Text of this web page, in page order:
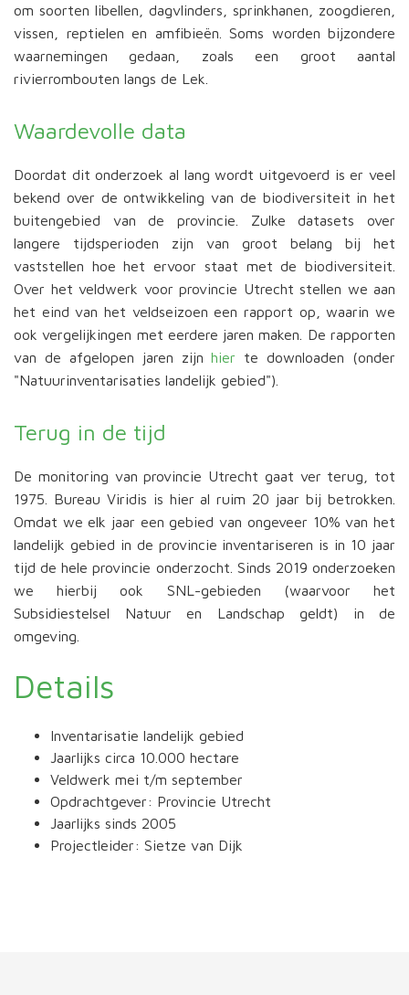
om soorten libellen, dagvlinders, sprinkhanen, zoogdieren,
vissen, reptielen en amfibieën. Soms worden bijzondere
waarnemingen gedaan, zoals een groot aantal
rivierrombouten langs de Lek.
Waardevolle data
Doordat dit onderzoek al lang wordt uitgevoerd is er veel
bekend over de ontwikkeling van de biodiversiteit in het
buitengebied van de provincie. Zulke datasets over
langere tijdsperioden zijn van groot belang bij het
vaststellen hoe het ervoor staat met de biodiversiteit.
Over het veldwerk voor provincie Utrecht stellen we aan
het eind van het veldseizoen een rapport op, waarin we
ook vergelijkingen met eerdere jaren maken. De rapporten
van de afgelopen jaren zijnhier te downloaden (onder
"Natuurinventarisaties landelijk gebied").
Terug in de tijd
De monitoring van provincie Utrecht gaat ver terug, tot
1975. Bureau Viridis is hier al ruim 20 jaar bij betrokken.
Omdat we elk jaar een gebied van ongeveer 10% van het
landelijk gebied in de provincie inventariseren is in 10 jaar
tijd de hele provincie onderzocht. Sinds 2019 onderzoeken
we hierbij ook SNL-gebieden (waarvoor het
Subsidiestelsel Natuur en Landschap geldt) in de
omgeving.
Details
Inventarisatie landelijk gebied
Jaarlijks circa 10.000 hectare
Veldwerk mei t/m september
Opdrachtgever: Provincie Utrecht
Jaarlijks sinds 2005
Projectleider: Sietze van Dijk